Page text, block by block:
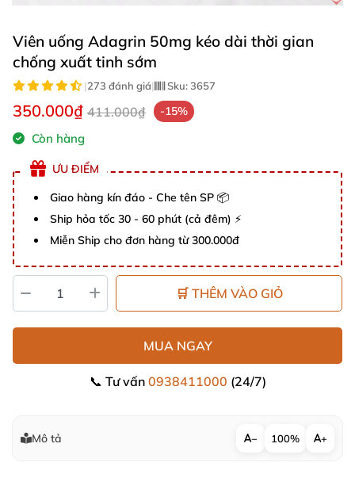
Viên uống Adagrin 50mg kéo dài thời gian
chống xuất tinh sớm
|273 đánh giá| Sku:3657
350.000₫ 411.000₫ -15%
Còn hàng
ƯU ĐIỂM
Giao hàng kín đáo - Che tên SP 📦
Ship hỏa tốc 30 - 60 phút (cả đêm) ⚡
Miễn Ship cho đơn hàng từ 300.000đ
🛒 THÊM VÀO GIỎ
MUA NGAY
📞 Tư vấn 0938411000 (24/7)
Mô tả − 100% +